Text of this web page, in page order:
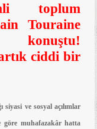
toplum
Touraine
konuştu!
ciddi bir
ve sosyal açılımlar
göre muhafazakâr hatta